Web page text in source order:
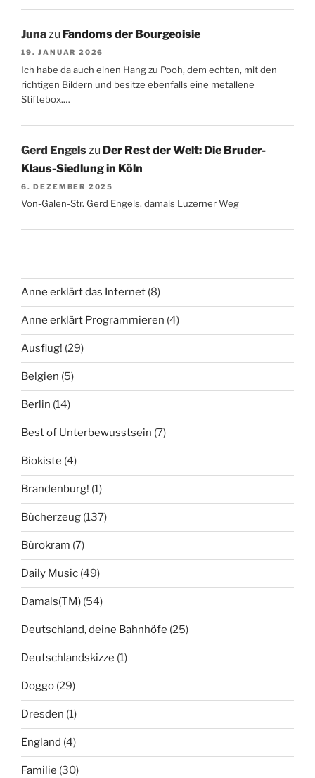
Junazu Fandoms der Bourgeoisie
19. JANUAR 2026
Ich habe da auch einen Hang zu Pooh, dem echten, mit den
richtigen Bildern und besitze ebenfalls eine metallene
Stiftebox.…
Gerd Engelszu Der Rest der Welt: Die Bruder-
Klaus-Siedlung in Köln
6. DEZEMBER 2025
Von-Galen-Str. Gerd Engels, damals Luzerner Weg
Anne erklärt das Internet (8)
Anne erklärt Programmieren (4)
Ausflug! (29)
Belgien (5)
Berlin (14)
Best of Unterbewusstsein (7)
Biokiste (4)
Brandenburg! (1)
Bücherzeug (137)
Bürokram (7)
Daily Music (49)
Damals(TM) (54)
Deutschland, deine Bahnhöfe (25)
Deutschlandskizze (1)
Doggo (29)
Dresden (1)
England (4)
Familie (30)